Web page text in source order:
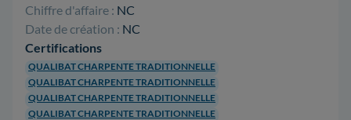
Chiffre d'affaire : NC
Date de création : NC
Certifications
QUALIBAT CHARPENTE TRADITIONNELLE
QUALIBAT CHARPENTE TRADITIONNELLE
QUALIBAT CHARPENTE TRADITIONNELLE
QUALIBAT CHARPENTE TRADITIONNELLE